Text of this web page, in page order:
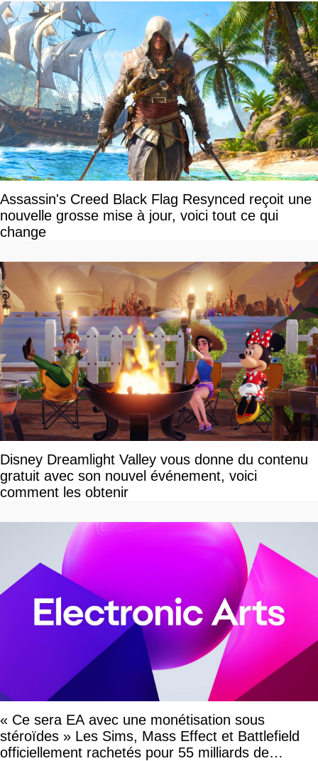
Assassin's Creed Black Flag Resynced reçoit une
nouvelle grosse mise à jour, voici tout ce qui
change
Disney Dreamlight Valley vous donne du contenu
gratuit avec son nouvel événement, voici
comment les obtenir
« Ce sera EA avec une monétisation sous
stéroïdes » Les Sims, Mass Effect et Battlefield
officiellement rachetés pour 55 milliards de